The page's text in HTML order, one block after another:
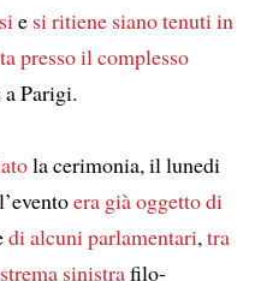
e si ritiene siano tenuti in
pressoil complesso
Parigi.
la cerimonia, il lunedi
era già oggetto di
di alcuni parlamentari, tra
sinistrafilo-